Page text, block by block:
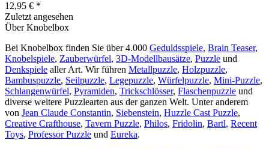
12,95 € *
Zuletzt angesehen
Über Knobelbox
Bei Knobelbox finden Sie über 4.000 Geduldsspiele, Brain Teaser,
Knobelspiele, Zauberwürfel, 3D-Modellbausätze, Puzzle und
Denkspiele aller Art. Wir führen Metallpuzzle, Holzpuzzle,
Bambuspuzzle, Seilpuzzle, Legepuzzle, Würfelpuzzle, Mini-Puzzle,
Schlangenwürfel, Pyramiden, Trickschlösser, Flaschenpuzzle und
diverse weitere Puzzlearten aus der ganzen Welt. Unter anderem
von Jean Claude Constantin, Siebenstein, Huzzle Cast Puzzle,
Creative Crafthouse, Tavern Puzzle, Philos, Fridolin, Bartl, Recent
Toys, Professor Puzzle und Eureka.